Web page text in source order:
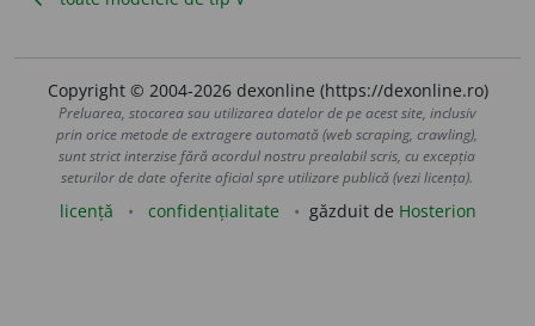
Copyright © 2004-2026 dexonline (https://dexonline.ro)
Preluarea, stocarea sau utilizarea datelor de pe acest site, inclusiv
prin orice metode de extragere automată (web scraping, crawling),
sunt strict interzise fără acordul nostru prealabil scris, cu excepția
seturilor de date oferite oficial spre utilizare publică (vezi licența).
licență confidențialitate găzduit de Hosterion